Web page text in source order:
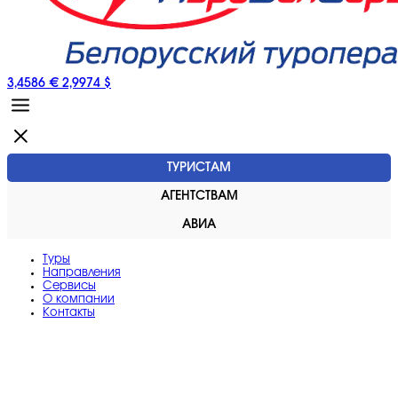
3,4586 € 2,9974 $
ТУРИСТАМ
АГЕНТСТВАМ
АВИА
Туры
Направления
Сервисы
O компании
Контакты